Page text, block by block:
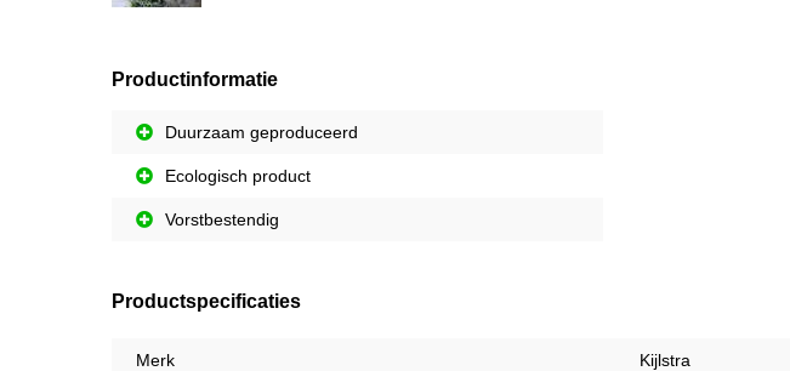
Productinformatie
Duurzaam geproduceerd
Ecologisch product
Vorstbestendig
Productspecificaties
Merk Kijlstra